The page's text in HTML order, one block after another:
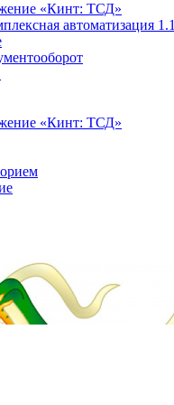
«Кинт: ТСД»
автоматизация
«Кинт: ТСД»